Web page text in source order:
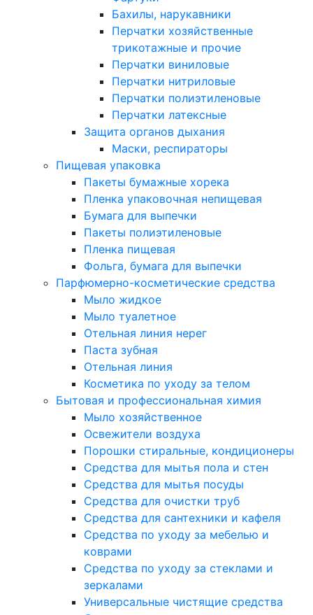
Бахилы, нарукавники
Перчатки хозяйственные
трикотажные и прочие
Перчатки виниловые
Перчатки нитриловые
Перчатки полиэтиленовые
Перчатки латексные
Защита органов дыхания
Маски, респираторы
Пищевая упаковка
Пакеты бумажные хорека
Пленка упаковочная непищевая
Бумага для выпечки
Пакеты полиэтиленовые
Пленка пищевая
Фольга, бумага для выпечки
Парфюмерно-косметические средства
Мыло жидкое
Мыло туалетное
Отельная линия нерег
Паста зубная
Отельная линия
Косметика по уходу за телом
Бытовая и профессиональная химия
Мыло хозяйственное
Освежители воздуха
Порошки стиральные, кондиционеры
Средства для мытья пола и стен
Средства для мытья посуды
Средства для очистки труб
Средства для сантехники и кафеля
Средства по уходу за мебелью и
коврами
Средства по уходу за стеклами и
зеркалами
Универсальные чистящие средства